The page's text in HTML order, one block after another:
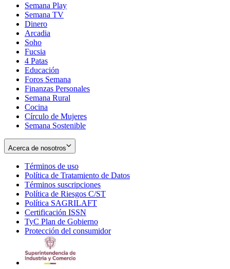
Semana Play
Semana TV
Dinero
Arcadia
Soho
in
new
window
Fucsia
in
new
window
4 Patas
Educación
Foros Semana
Finanzas Personales
Semana Rural
Cocina
Círculo de Mujeres
Semana Sostenible
Acerca de nosotros
Términos de uso
in
new
window
Política de Tratamiento de Datos
Términos suscripciones
in
Política de Riesgos C/ST
Política SAGRILAFT
new
window
Certificación ISSN
in
new
TyC Plan de Gobierno
in
Protección del consumidorOpens